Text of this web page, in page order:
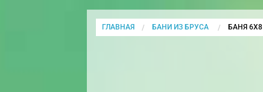
ГЛАВНАЯ БАНИ ИЗ БРУСА CURRENT:
БАНЯ 6Х8